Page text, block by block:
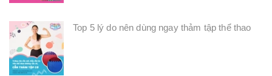
Top 5 lý do nên dùng ngay thảm tập thể thao